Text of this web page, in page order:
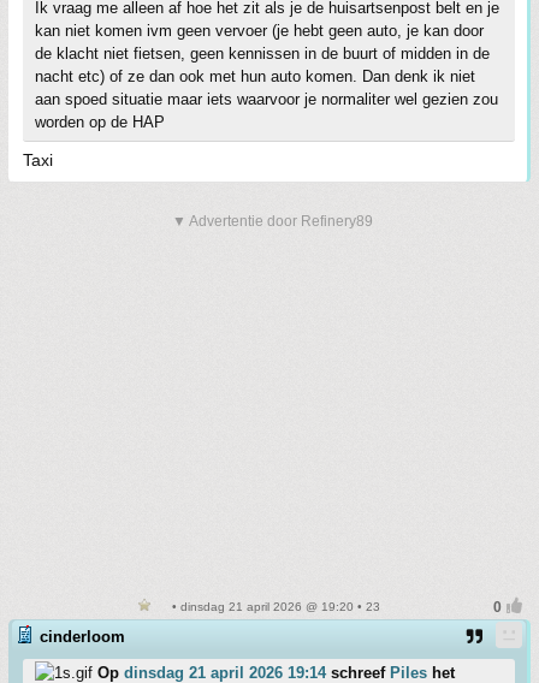
Ik vraag me alleen af hoe het zit als je de huisartsenpost belt en je
kan niet komen ivm geen vervoer (je hebt geen auto, je kan door
de klacht niet fietsen, geen kennissen in de buurt of midden in de
nacht etc) of ze dan ook met hun auto komen. Dan denk ik niet
aan spoed situatie maar iets waarvoor je normaliter wel gezien zou
worden op de HAP
Taxi
▼ Advertentie door Refinery89
• dinsdag 21 april 2026 @ 19:20 • 23
cinderloom
Op dinsdag 21 april 2026 19:14schreef Piles het